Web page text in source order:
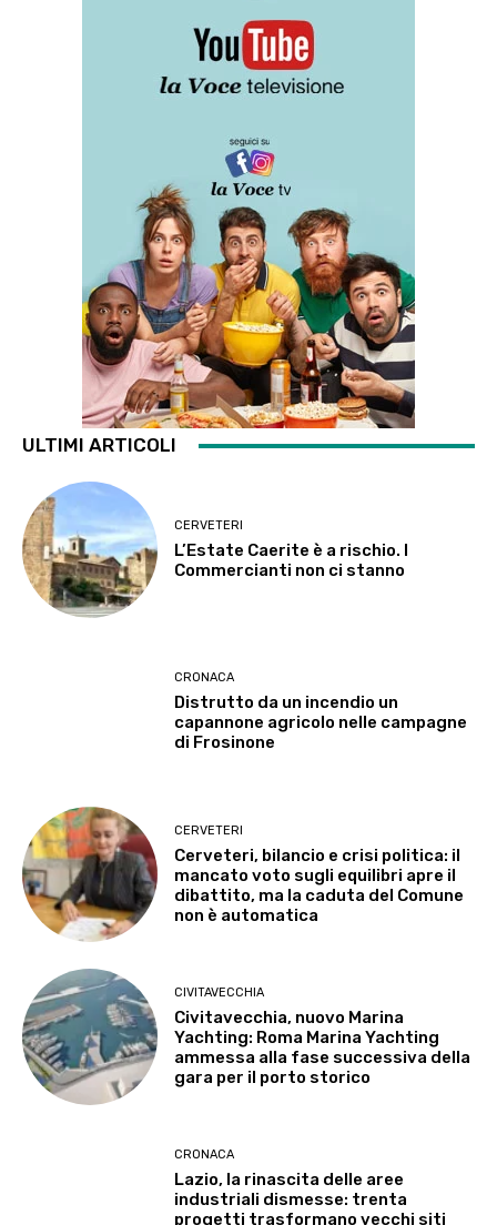
ULTIMI ARTICOLI
CERVETERI
L’Estate Caerite è a rischio. I
Commercianti non ci stanno
CRONACA
Distrutto da un incendio un
capannone agricolo nelle campagne
di Frosinone
CERVETERI
Cerveteri, bilancio e crisi politica: il
mancato voto sugli equilibri apre il
dibattito, ma la caduta del Comune
non è automatica
CIVITAVECCHIA
Civitavecchia, nuovo Marina
Yachting: Roma Marina Yachting
ammessa alla fase successiva della
gara per il porto storico
CRONACA
Lazio, la rinascita delle aree
industriali dismesse: trenta
progetti trasformano vecchi siti